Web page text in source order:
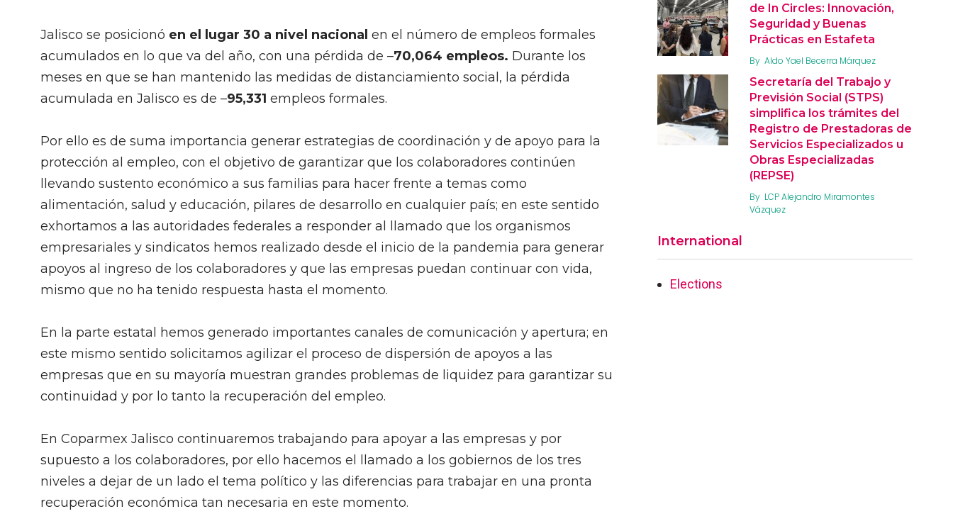
Jalisco se posicionó en el lugar 30 a nivel nacional en el número de empleos formales
acumulados en lo que va del año, con una pérdida de –70,064 empleos. Durante los
meses en que se han mantenido las medidas de distanciamiento social, la pérdida
acumulada en Jalisco es de –95,331 empleos formales.
Por ello es de suma importancia generar estrategias de coordinación y de apoyo para la
protección al empleo, con el objetivo de garantizar que los colaboradores continúen
llevando sustento económico a sus familias para hacer frente a temas como
alimentación, salud y educación, pilares de desarrollo en cualquier país; en este sentido
exhortamos a las autoridades federales a responder al llamado que los organismos
empresariales y sindicatos hemos realizado desde el inicio de la pandemia para generar
apoyos al ingreso de los colaboradores y que las empresas puedan continuar con vida,
mismo que no ha tenido respuesta hasta el momento.
En la parte estatal hemos generado importantes canales de comunicación y apertura; en
este mismo sentido solicitamos agilizar el proceso de dispersión de apoyos a las
empresas que en su mayoría muestran grandes problemas de liquidez para garantizar su
continuidad y por lo tanto la recuperación del empleo.
En Coparmex Jalisco continuaremos trabajando para apoyar a las empresas y por
supuesto a los colaboradores, por ello hacemos el llamado a los gobiernos de los tres
niveles a dejar de un lado el tema político y las diferencias para trabajar en una pronta
recuperación económica tan necesaria en este momento.
de In Circles: Innovación,
Seguridad y Buenas
Prácticas en Estafeta
By Aldo Yael Becerra Márquez
Secretaría del Trabajo y
Previsión Social (STPS)
simplifica los trámites del
Registro de Prestadoras de
Servicios Especializados u
Obras Especializadas
(REPSE)
By LCP Alejandro Miramontes
Vázquez
International
Elections